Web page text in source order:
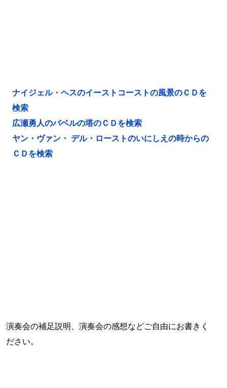
ナイジェル・ヘスのイーストコーストの風景のＣＤを
検索
広瀬勇人のバベルの塔のＣＤを検索
ヤン・ヴァン・ デル・ローストのいにしえの時からの
ＣＤを検索
演奏会の補足説明、演奏会の感想などご自由にお書きく
ださい。